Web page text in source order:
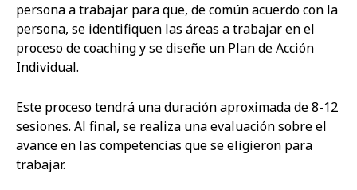
persona a trabajar para que, de común acuerdo con la
persona, se identifiquen las áreas a trabajar en el
proceso de coaching y se diseñe un Plan de Acción
Individual.
Este proceso tendrá una duración aproximada de 8-12
sesiones. Al final, se realiza una evaluación sobre el
avance en las competencias que se eligieron para
trabajar.